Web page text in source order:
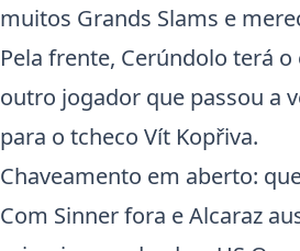
muitos Grands Slams e
Pela frente, Cerúndolo terá o
outro jogador que passou a
para o tcheco Vít Kopřiva.
Chaveamento em aberto:
Com Sinner fora e Alcaraz